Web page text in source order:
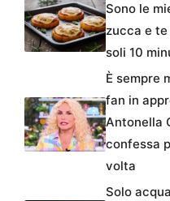
Sono le
zucca e
soli 10
È sempre
fan in
Antonella
confessa
volta
Solo